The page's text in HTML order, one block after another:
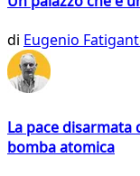
di Eugenio
La pace disarmata
bomba atomica